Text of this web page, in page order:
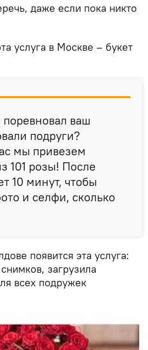
даже если пока никто
услуга в Москве – букет
поревновал ваш
подруги?
мы привезем
101 розы! После
10 минут, чтобы
и селфи, сколько
появится эта услуга:
загрузила
всех подружек